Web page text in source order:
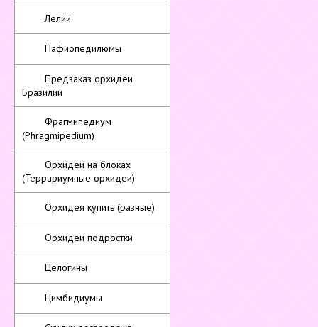
Лелии
Пафиопедилюмы
Предзаказ орхидеи
Бразилии
Фрагмипедиум
(Phragmipedium)
Орхидеи на блоках
(Террариумные орхидеи)
Орхидея купить (разные)
Орхидеи подростки
Целогины
Цимбидиумы